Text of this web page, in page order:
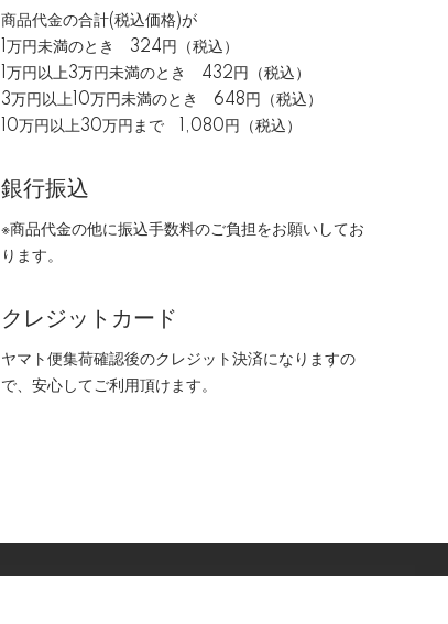
商品代金の合計(税込価格)が
1万円未満のとき 324円（税込）
1万円以上3万円未満のとき 432円（税込）
3万円以上10万円未満のとき 648円（税込）
10万円以上30万円まで 1,080円（税込）
銀行振込
※商品代金の他に振込手数料のご負担をお願いしてお
ります。
クレジットカード
ヤマト便集荷確認後のクレジット決済になりますの
で、安心してご利用頂けます。